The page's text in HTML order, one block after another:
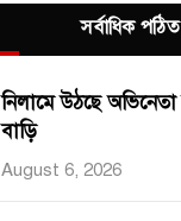
সর্বাধিক পঠিত
নিলামে উঠছে
বাড়ি
August 6, 2026